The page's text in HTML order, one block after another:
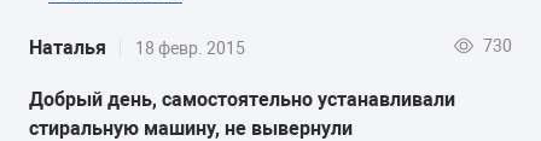
Наталья 18 февр. 2015 730
Добрый день, самостоятельно устанавливали
стиральную машину, не вывернули